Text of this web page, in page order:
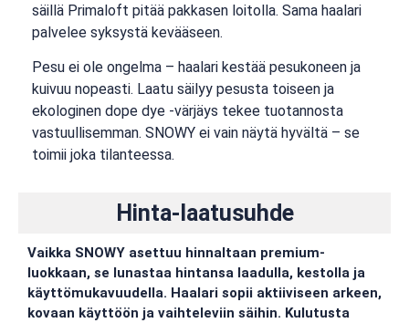
säillä Primaloft pitää pakkasen loitolla. Sama haalari
palvelee syksystä kevääseen.
Pesu ei ole ongelma – haalari kestää pesukoneen ja
kuivuu nopeasti. Laatu säilyy pesusta toiseen ja
ekologinen dope dye -värjäys tekee tuotannosta
vastuullisemman. SNOWY ei vain näytä hyvältä – se
toimii joka tilanteessa.
Hinta-laatusuhde
Vaikka SNOWY asettuu hinnaltaan premium-
luokkaan, se lunastaa hintansa laadulla, kestolla ja
käyttömukavuudella. Haalari sopii aktiiviseen arkeen,
kovaan käyttöön ja vaihteleviin säihin. Kulutusta